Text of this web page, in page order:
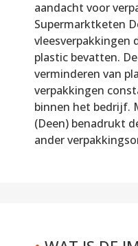
aandacht voor
Supermarktketen
vleesverpakkingen
plastic bevatten.
verminderen van
verpakkingen
binnen het bedrijf.
(Deen) benadrukt
ander